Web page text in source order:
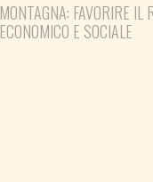
MONTAGNA: FAVORIRE IL
ECONOMICO E SOCIALE